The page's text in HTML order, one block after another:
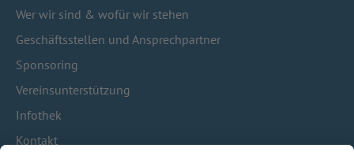
Wer wir sind & wofür wir stehen
Geschäftsstellen und Ansprechpartner
Sponsoring
Vereinsunterstützung
Infothek
Kontakt